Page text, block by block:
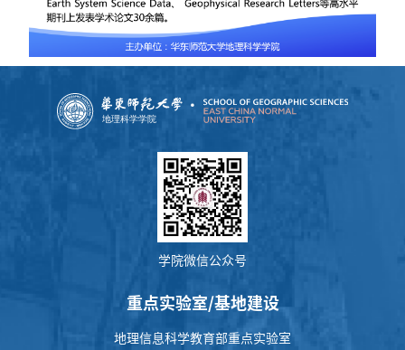
学院微信公众号
重点实验室/基地建设
地理信息科学教育部重点实验室